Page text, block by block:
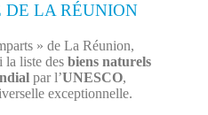
DE LA RÉUNION
» de La Réunion,
la liste des biens naturels
par l’UNESCO,
exceptionnelle.